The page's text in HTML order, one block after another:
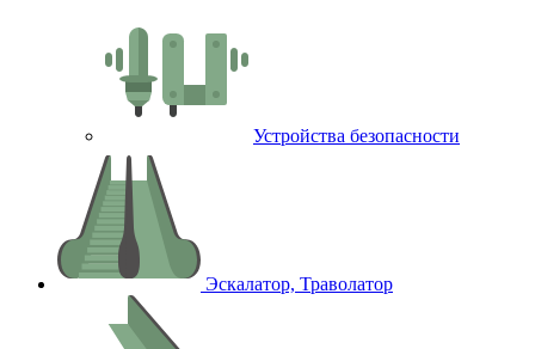
Устройства безопасности
Эскалатор, Траволатор